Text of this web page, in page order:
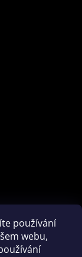
používání
webu,